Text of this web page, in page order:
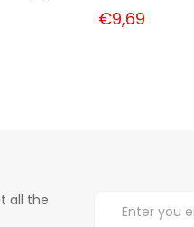
€9,69
all the